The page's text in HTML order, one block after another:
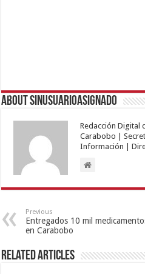
About sinusuarioasignado
Redacción Digital
Carabobo |
Información |
Previous
Entregados 10 mil
en Carabobo
Related Articles